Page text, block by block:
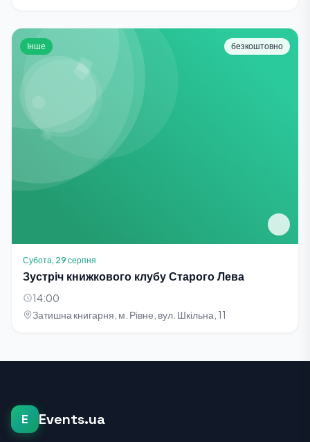
Інше безкоштовно
Субота, 29 серпня
Зустріч книжкового клубу Старого Лева
14:00
Затишна книгарня, м. Рівне, вул. Шкільна, 11
E Events.ua